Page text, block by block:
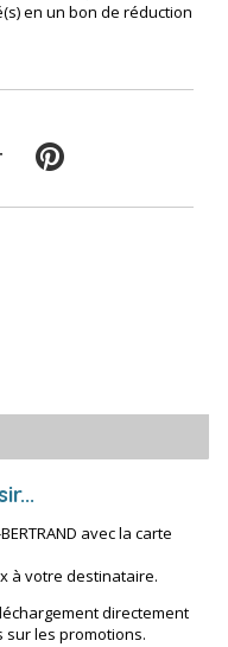
en un bon de réduction
avec la carte
à votre destinataire.
directement
sur les promotions.